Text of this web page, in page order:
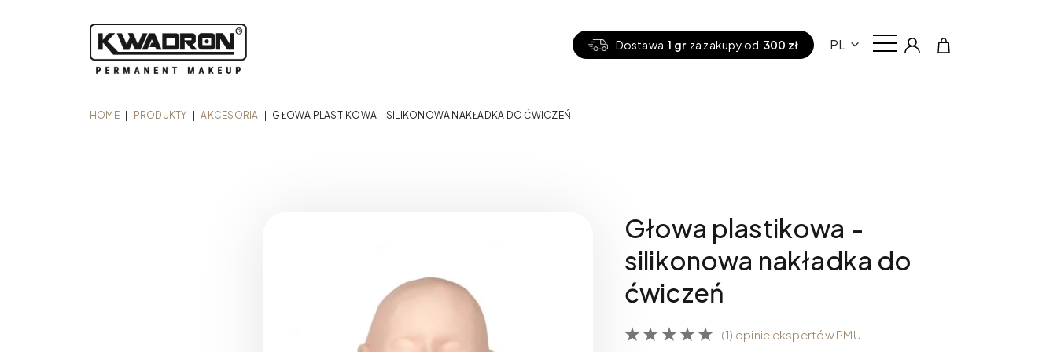
Dostawa 1 grza zakupy od 300 zł PL
HOME PRODUKTY AKCESORIA GŁOWA PLASTIKOWA – SILIKONOWA NAKŁADKA DO ĆWICZEŃ
Głowa plastikowa -
silikonowa nakładka do
ćwiczeń
(1) opinie ekspertów PMU